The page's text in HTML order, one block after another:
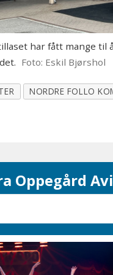
har fått mange
Foto: Eskil Bjørshol
NORDRE FOLLO
Oppegård